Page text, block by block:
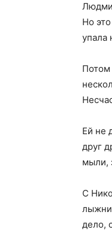
Но
упала
Потом
Ей не
друг
мыли,
С
дело,